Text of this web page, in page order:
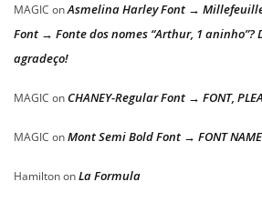
MAGIC onAsmelina Harley Font →
Font → Fonte dos nomes “Arthur, 1 aninho”?
agradeço!
MAGIC on CHANEY-Regular Font → FONT,
MAGIC onMont Semi Bold Font → FONT
HamiltononLa Formula